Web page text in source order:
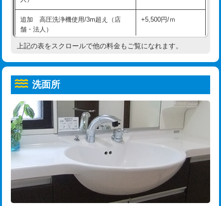
コンクリート斫り（厚さ10㎝超え）
モルタル補修（厚さ10㎝まで） 27,500円
モルタル補修（厚さ10㎝超え） 38,500円
洗面台設置 38,500円
追加人工
廃棄・処分 現場見積
※給水管工事は20mmまでの価格です。
給水管工事※（ホール加工)
給水管工事※（バンド止め) 3,300円
給水管工事※（支持金具設置) 5,500円
給水管工事※（保温材使用（バンド止
め込み）)
5,500円
給水管工事※（土の掘削・埋め戻し作
業)
11,000円
給水管工事※（塩ビ管（VP・HI）使
用/3ｍまで)
33,000円
給水管工事※（塩ビ管（VP・HI）使
用（追加）/3ｍ超え)
給水管工事※（ライニング鋼管・銅
管・ポリ管・HT管使用/3ｍまで)
44,000円
追加 高圧洗浄機使用/3m超え（店
舗・法人）
+5,500円/ｍ
高度高圧洗浄換 現地調査
トーラー機使用/3mまで
追加トーラー機使用/3m超え +3,300円
カメラ調査 33,000円
桝清掃
止水・漏水調査・防水処理・清掃・修
理・調整・分解・加工など（軽作業）
11,000円
止水・漏水調査・防水処理・清掃・修
22,000円
上記の表をスクロールで他の料金もご覧になれます。
洗面所